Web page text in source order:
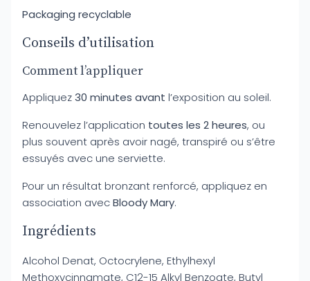
Packaging recyclable
Conseils d’utilisation
Comment l’appliquer
Appliquez30 minutes avant l’exposition au soleil.
Renouvelez l’application toutes les 2 heures, ou
plus souvent après avoir nagé, transpiré ou s’être
essuyés avec une serviette.
Pour un résultat bronzant renforcé, appliquez en
association avecBloody Mary.
Ingrédients
Alcohol Denat, Octocrylene, Ethylhexyl
Methoxycinnamate, C12-15 Alkyl Benzoate, Butyl